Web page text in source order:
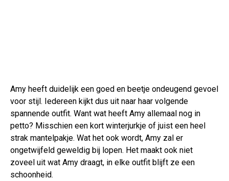
Amy heeft duidelijk een goed en beetje ondeugend gevoel
voor stijl. Iedereen kijkt dus uit naar haar volgende
spannende outfit. Want wat heeft Amy allemaal nog in
petto? Misschien een kort winterjurkje of juist een heel
strak mantelpakje. Wat het ook wordt, Amy zal er
ongetwijfeld geweldig bij lopen. Het maakt ook niet
zoveel uit wat Amy draagt, in elke outfit blijft ze een
schoonheid.